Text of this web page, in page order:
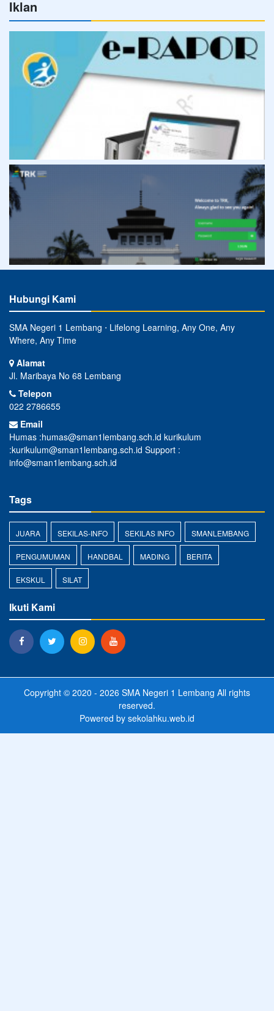
Iklan
Hubungi Kami
SMA Negeri 1 Lembang ⋅ Lifelong Learning, Any One, Any
Where, Any Time
Alamat
Jl. Maribaya No 68 Lembang
Telepon
022 2786655
Email
Humas :humas@sman1lembang.sch.id kurikulum
:kurikulum@sman1lembang.sch.id Support :
info@sman1lembang.sch.id
Tags
JUARA SEKILAS-INFO SEKILAS INFO SMANLEMBANG
PENGUMUMAN HANDBAL MADING BERITA
EKSKUL SILAT
Ikuti Kami
Copyright © 2020 - 2026 SMA Negeri 1 Lembang All rights
reserved.
Powered by sekolahku.web.id